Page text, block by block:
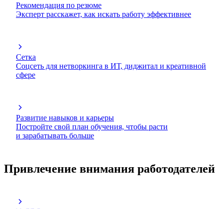
Рекомендация по резюме
Эксперт расскажет, как искать работу эффективнее
Сетка
Соцсеть для нетворкинга в ИТ, диджитал и креативной
сфере
Развитие навыков и карьеры
Постройте свой план обучения, чтобы расти
и зарабатывать больше
Привлечение внимания работодателей